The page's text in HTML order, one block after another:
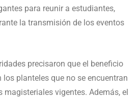
para reunir a estudiantes,
la transmisión de los eventos
precisaron que el beneficio
planteles que no se encuentran
magisteriales vigentes. Además, el